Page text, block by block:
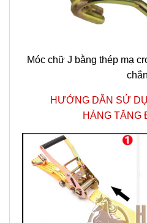
Móc chữ J bằng thép mạ
chắn
HƯỚNG DẪN SỬ
HÀNG TĂNG